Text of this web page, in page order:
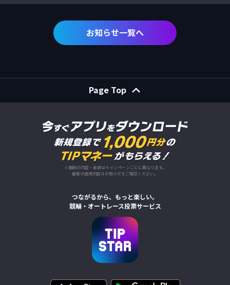
お知らせ一覧へ
Page Top
※報酬の内容・金額はキャンペーンごとに異なります。
最新の適用内容はお知らせをご確認ください。
つながるから、もっと楽しい。
競輪・オートレース投票サービス